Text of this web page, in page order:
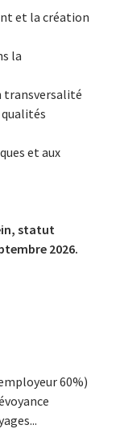
et la création
la
transversalité
et aux
statut
2026.
60%)